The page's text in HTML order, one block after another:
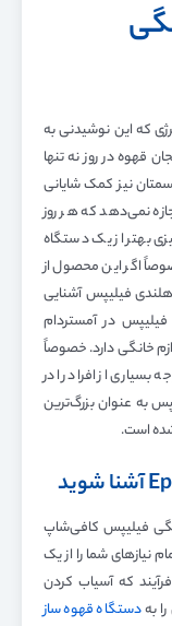
که این نوشیدنی به
قهوه در روز نه تنها
نیز کمک شایانی
نمی‌دهد که هر روز
بهتر از یک دستگاه
اگر این محصول از
هلندی فیلیپس آشنایی
در آمستردام
خانگی دارد. خصوصاً
از افراد را در
به عنوان بزرگ‌ترین
شده است.
فیلیپس کافی‌شاپ
شما را از یک
که آسیاب کردن
بهدستگاه قهوه ساز